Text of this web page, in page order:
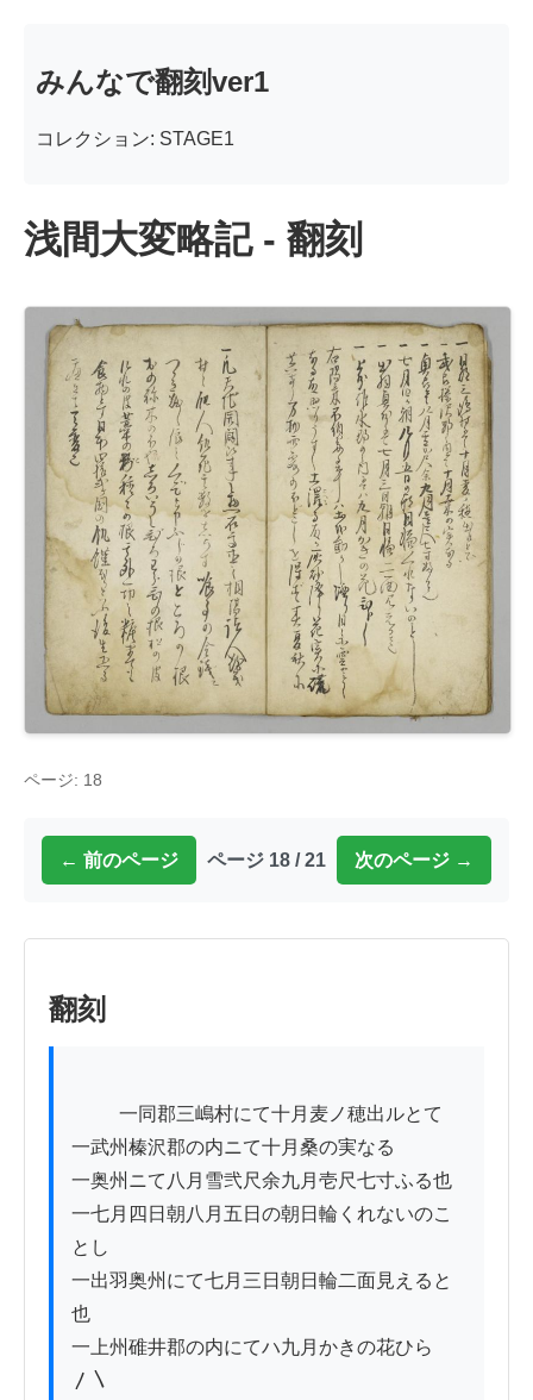
みんなで翻刻ver1
コレクション: STAGE1
浅間大変略記 - 翻刻
ページ: 18
← 前のページ ページ 18 / 21 次のページ →
翻刻
一武州榛沢郡の内ニて十月桑の実なる
一奥州ニて八月雪弐尺余九月壱尺七寸ふる也
一七月四日朝八月五日の朝日輪くれないのこ
とし
一出羽奥州にて七月三日朝日輪二面見えると
也
一上州碓井郡の内にてハ九月かきの花ひら
〳〵